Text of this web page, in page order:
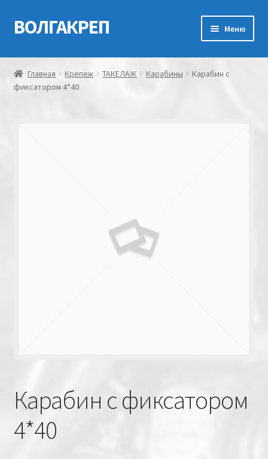
Перейти
к
Перейти
к
ВОЛГАКРЕП Меню
Главная
Контакты
Главная Крепеж ТАКЕЛАЖ Карабины
Карабин с
фиксатором 4*40
Карабин с фиксатором
4*40